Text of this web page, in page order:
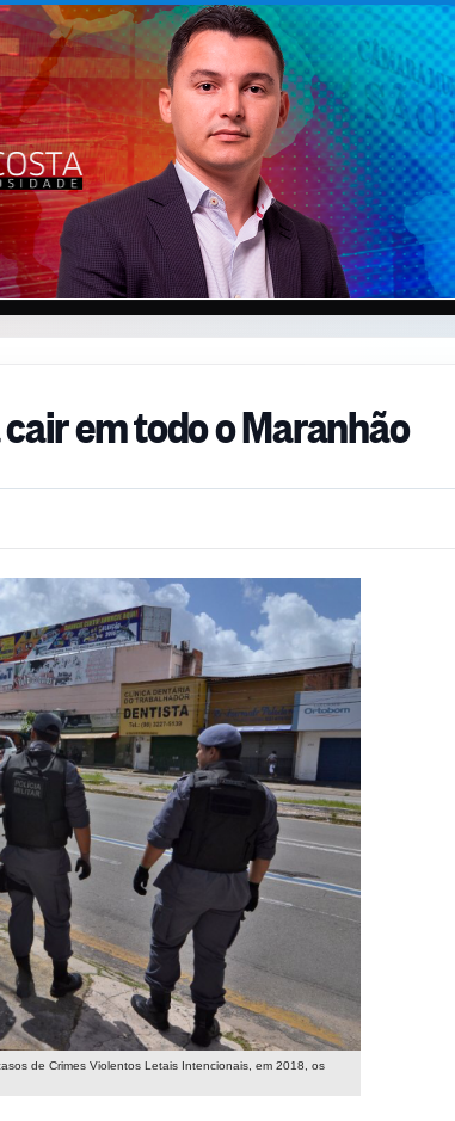
em todo o Maranhão
de Crimes Violentos Letais Intencionais, em 2018, os